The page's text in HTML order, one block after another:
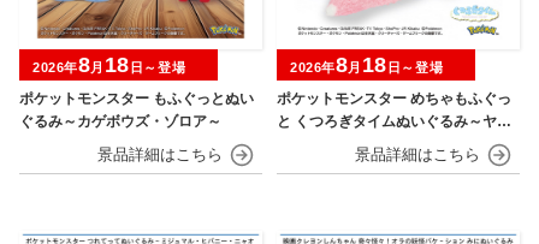
ポケットモンスター もふぐっとぬい
ぐるみ～カゲボウズ・ゾロア～
2026年8月 18 日～登場
ポケットモンスター めちゃもふぐっ
と くつろぎタイムぬいぐるみ～ヤド
2026年8月 18 日～登場